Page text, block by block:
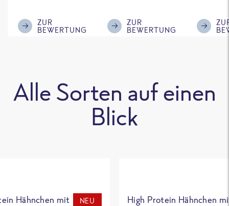
ZUR
BEWERTUNG
ZUR
BEWERTUNG
Eiweiß.
was
Alle Sorten auf einen
Blick
Hähnchen mit
NEU
High Protein Hähnchen